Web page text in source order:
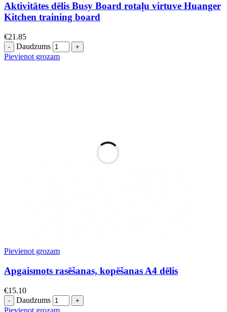
Aktivitātes dēlis Busy Board rotaļu virtuve Huanger
Kitchen training board
€21.85
Daudzums
Pievienot grozam
Pievienot grozam
Apgaismots rasēšanas, kopēšanas A4 dēlis
€15.10
Daudzums
Pievienot grozam